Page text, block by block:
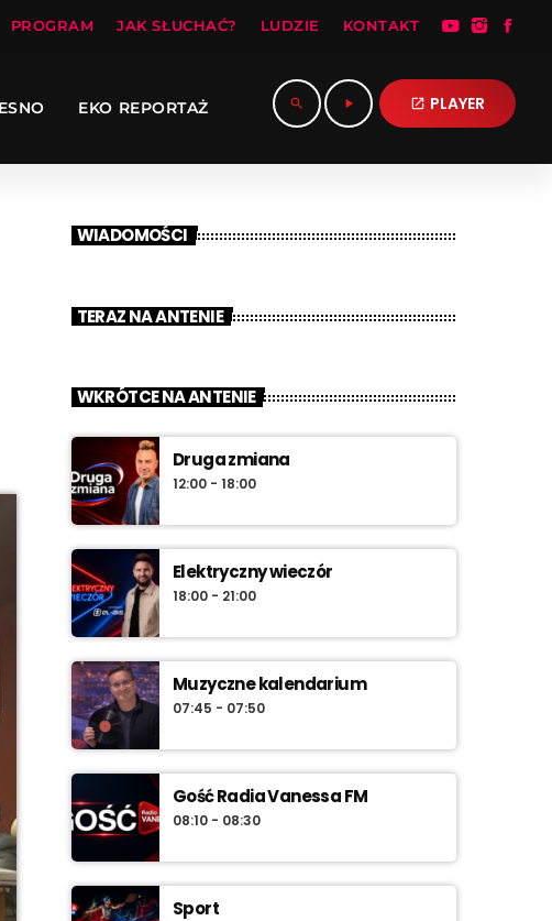
PROGRAM JAK SŁUCHAĆ? LUDZIE KONTAKT
EKO REPORTAŻ search play_arrow open_in_new PLAYER
WIADOMOŚCI
TERAZ NA ANTENIE
WKRÓTCE NA ANTENIE
Druga zmiana
12:00 - 18:00
Elektryczny wieczór
18:00 - 21:00
Muzyczne kalendarium
07:45 - 07:50
Gość Radia Vanessa FM
08:10 - 08:30
Sport